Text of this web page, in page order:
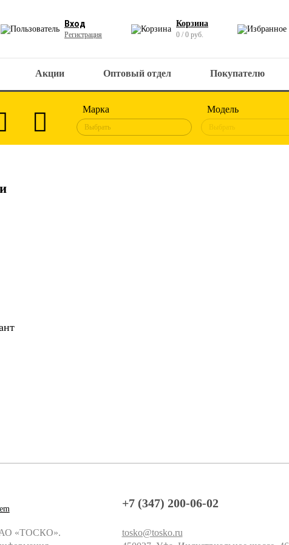
Вход
Регистрация
Корзина
0 / 0 руб.
Акции Оптовый отдел Покупателю
Марка
Выбрать
Модель
Выбрать
«ТОСКО».
+7 (347) 200-06-02
tosko@tosko.ru